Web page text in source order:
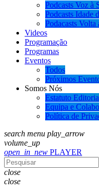
Podcasts Voz à
Podcasts Idade
Podacasts Volta
Videos
Programação
Programas
Eventos
Todos
Próximos
Somos Nós
Estatuto
Equipa e
Política de
search menu play_arrow
volume_up
open_in_new PLAYER
close
close